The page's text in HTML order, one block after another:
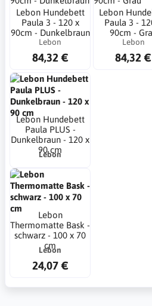
Lebon Hundebett
Paula 3 - 120 x
90cm - Dunkelbraun
Lebon
84,32 €
Lebon
Paula 3 -
90cm -
Lebon
84,32 €
Lebon Hundebett
Paula PLUS -
Dunkelbraun - 120 x
90 cm
Lebon
Lebon
Thermomatte Bask -
schwarz - 100 x 70
cm
Lebon
24,07 €